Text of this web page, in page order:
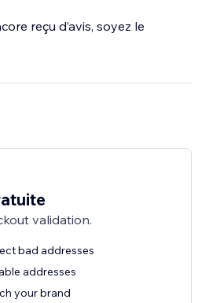
reçu d’avis, soyez le
validation.
bad addresses
addresses
your brand